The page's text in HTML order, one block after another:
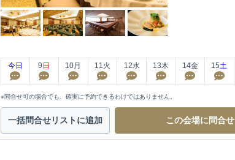
今日 9 日 10月 11 火 12水 13木 14金 15土
※問合せ可の場合でも、確実に予約できるわけではありません。
一括問合せリストに追加 この会場に問合せ